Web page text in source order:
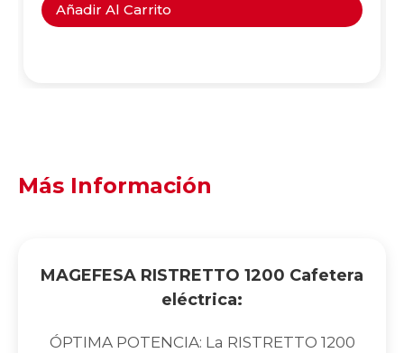
Añadir Al Carrito
Más Información
MAGEFESA RISTRETTO 1200 Cafetera
eléctrica:
ÓPTIMA POTENCIA: La RISTRETTO 1200